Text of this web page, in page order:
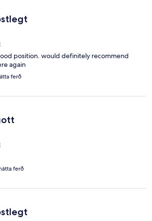
position. would definitely recommend
again
ferð
ferð